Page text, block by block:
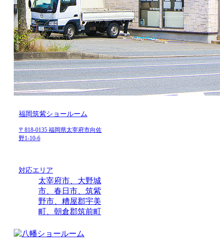
福岡筑紫ショールーム
〒818-0135 福岡県太宰府市向佐
野1-10-6
対応エリア
太宰府市、大野城
市、春日市、筑紫
野市、糟屋郡宇美
町、朝倉郡筑前町